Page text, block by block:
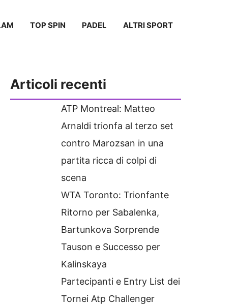
TOP SPIN PADEL ALTRI SPORT
Articoli recenti
ATP Montreal: Matteo
Arnaldi trionfa al terzo set
contro Marozsan in una
partita ricca di colpi di
scena
WTA Toronto: Trionfante
Ritorno per Sabalenka,
Bartunkova Sorprende
Tauson e Successo per
Kalinskaya
Partecipanti e Entry List dei
Tornei Atp Challenger